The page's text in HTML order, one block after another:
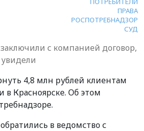
ПРАВА
РОСПОТРЕБНАДЗОР
СУД
с компанией договор,
4,8 млн рублей клиентам
в Красноярске. Об этом
в ведомство с